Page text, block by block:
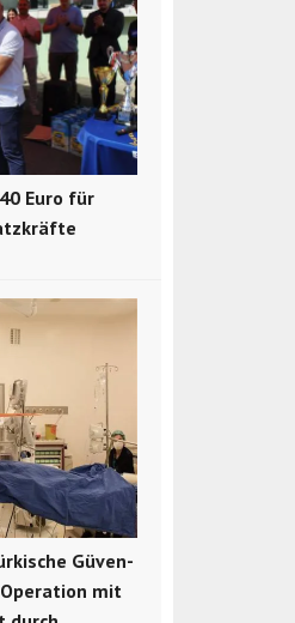
Euro für
Güven-
mit